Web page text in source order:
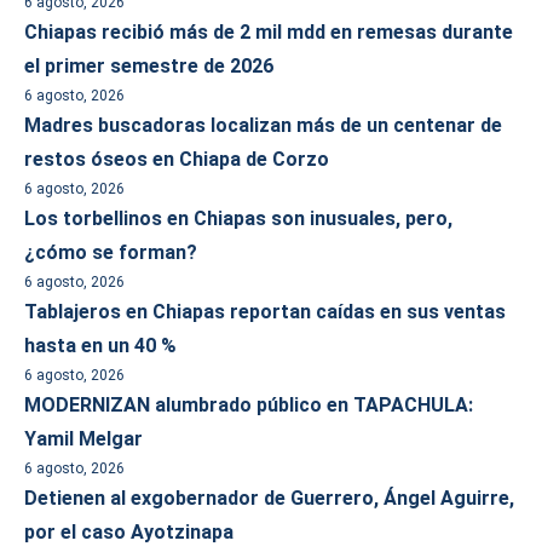
Chiapas recibió más de 2 mil mdd en remesas durante
el primer semestre de 2026
6 agosto, 2026
Madres buscadoras localizan más de un centenar de
restos óseos en Chiapa de Corzo
6 agosto, 2026
Los torbellinos en Chiapas son inusuales, pero,
¿cómo se forman?
6 agosto, 2026
Tablajeros en Chiapas reportan caídas en sus ventas
hasta en un 40 %
6 agosto, 2026
MODERNIZAN alumbrado público en TAPACHULA:
Yamil Melgar
6 agosto, 2026
Detienen al exgobernador de Guerrero, Ángel Aguirre,
por el caso Ayotzinapa